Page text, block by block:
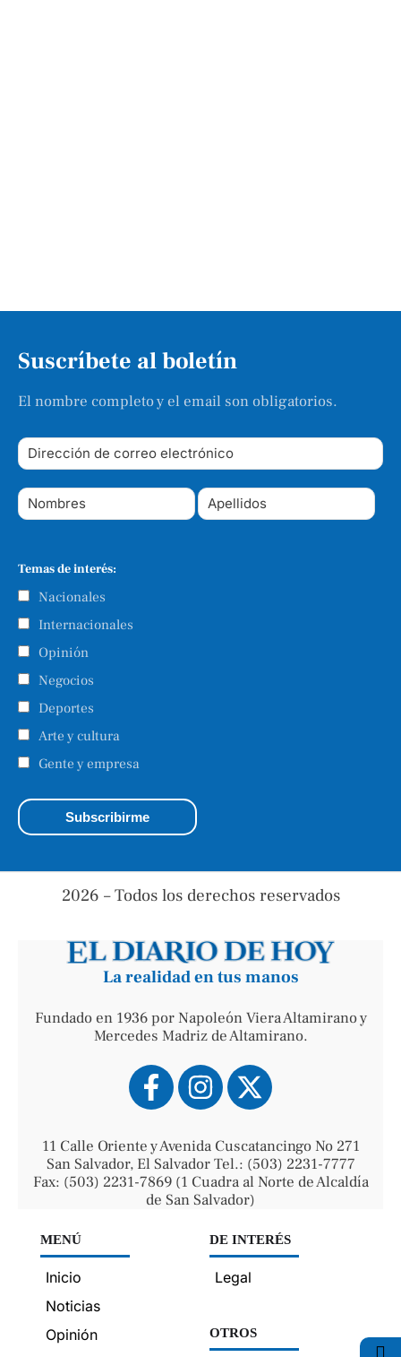
Suscríbete al boletín
El nombre completo y el email son obligatorios.
Temas de interés:
Nacionales
Internacionales
Opinión
Negocios
Deportes
Arte y cultura
Gente y empresa
2026 – Todos los derechos reservados
La realidad en tus manos
Fundado en 1936 por Napoleón Viera Altamirano y
Mercedes Madriz de Altamirano.
11 Calle Oriente y Avenida Cuscatancingo No 271
San Salvador, El Salvador Tel.: (503) 2231-7777
Fax: (503) 2231-7869 (1 Cuadra al Norte de Alcaldía
de San Salvador)
MENÚ
Inicio
Noticias
Opinión
DE INTERÉS
Legal
OTROS